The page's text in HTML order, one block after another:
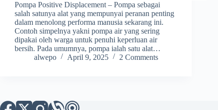
Pompa Positive Displacement – Pompa sebagai
salah satunya alat yang mempunyai peranan penting
dalam menolong performa manusia sekarang ini.
Contoh simpelnya yakni pompa air yang sering
dipakai oleh warga untuk penuhi keperluan air
bersih. Pada umumnya, pompa ialah satu alat…
alwepo
April 9, 2025 2 Comments